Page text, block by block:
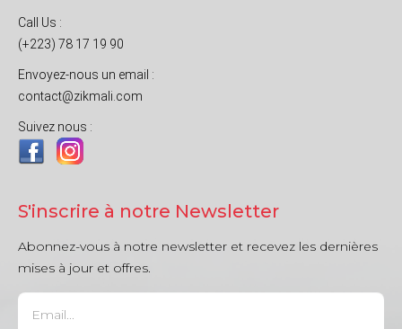
Call Us :
(+223) 78 17 19 90
Envoyez-nous un email :
contact@zikmali.com
Suivez nous :
S'inscrire à notre Newsletter
Abonnez-vous à notre newsletter et recevez les dernières
mises à jour et offres.